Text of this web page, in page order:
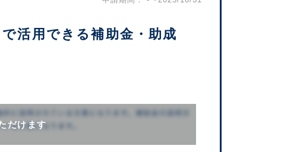
活用できる補助金・助成
だけます